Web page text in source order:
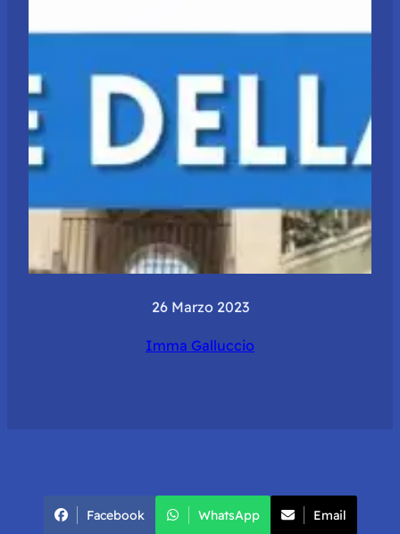
26 Marzo 2023
Imma Galluccio
Facebook WhatsApp Email